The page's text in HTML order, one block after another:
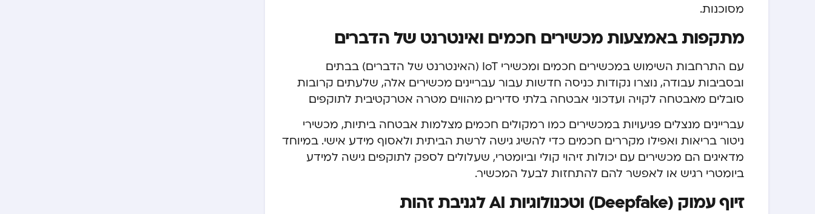
מסוכנות.
מתקפות באמצעות מכשירים חכמים ואינטרנט של הדברים
עם התרחבות השימוש במכשירים חכמים ומכשירי IoT (האינטרנט של הדברים) בבתים
ובסביבות עבודה, נוצרו נקודות כניסה חדשות עבור עבריינים. מכשירים אלה, שלעתים קרובות
סובלים מאבטחה לקויה ועדכוני אבטחה בלתי סדירים, מהווים מטרה אטרקטיבית לתוקפים.
עבריינים מנצלים פגיעויות במכשירים כמו רמקולים חכמים, מצלמות אבטחה ביתיות, מכשירי
ניטור בריאות ואפילו מקררים חכמים כדי להשיג גישה לרשת הביתית ולאסוף מידע אישי. במיוחד
מדאיגים הם מכשירים עם יכולות זיהוי קולי וביומטרי, שעלולים לספק לתוקפים גישה למידע
ביומטרי רגיש או לאפשר להם להתחזות לבעל המכשיר.
זיוף עמוק (Deepfake) וטכנולוגיות AI לגניבת זהות